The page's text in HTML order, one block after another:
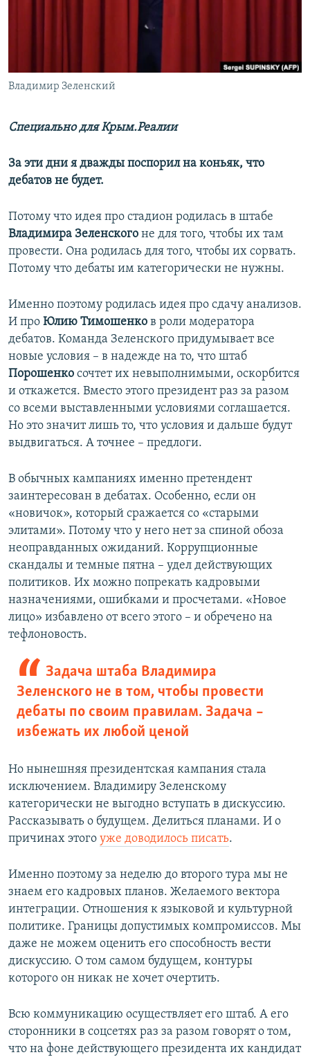
УКРАИНСКАЯ ПРОБЛЕМА КРЫМА
Владимир Зеленский
Специально для Крым.Реалии
За эти дни я дважды поспорил на коньяк, что
дебатов не будет.
Потому что идея про стадион родилась в штабе
Владимира Зеленского не для того, чтобы их там
провести. Она родилась для того, чтобы их сорвать.
Потому что дебаты им категорически не нужны.
Именно поэтому родилась идея про сдачу анализов.
И про Юлию Тимошенко в роли модератора
дебатов. Команда Зеленского придумывает все
новые условия – в надежде на то, что штаб
Порошенко сочтет их невыполнимыми, оскорбится
и откажется. Вместо этого президент раз за разом
со всеми выставленными условиями соглашается.
Но это значит лишь то, что условия и дальше будут
выдвигаться. А точнее – предлоги.
В обычных кампаниях именно претендент
заинтересован в дебатах. Особенно, если он
«новичок», который сражается со «старыми
элитами». Потому что у него нет за спиной обоза
неоправданных ожиданий. Коррупционные
скандалы и темные пятна – удел действующих
политиков. Их можно попрекать кадровыми
назначениями, ошибками и просчетами. «Новое
лицо» избавлено от всего этого – и обречено на
тефлоновость.
Задача штаба Владимира
Зеленского не в том, чтобы провести
дебаты по своим правилам. Задача –
избежать их любой ценой
Но нынешняя президентская кампания стала
исключением. Владимиру Зеленскому
категорически не выгодно вступать в дискуссию.
Рассказывать о будущем. Делиться планами. И о
причинах этого уже доводилось писать.
Именно поэтому за неделю до второго тура мы не
знаем его кадровых планов. Желаемого вектора
интеграции. Отношения к языковой и культурной
политике. Границы допустимых компромиссов. Мы
даже не можем оценить его способность вести
дискуссию. О том самом будущем, контуры
которого он никак не хочет очертить.
Всю коммуникацию осуществляет его штаб. А его
сторонники в соцсетях раз за разом говорят о том,
что на фоне действующего президента их кандидат